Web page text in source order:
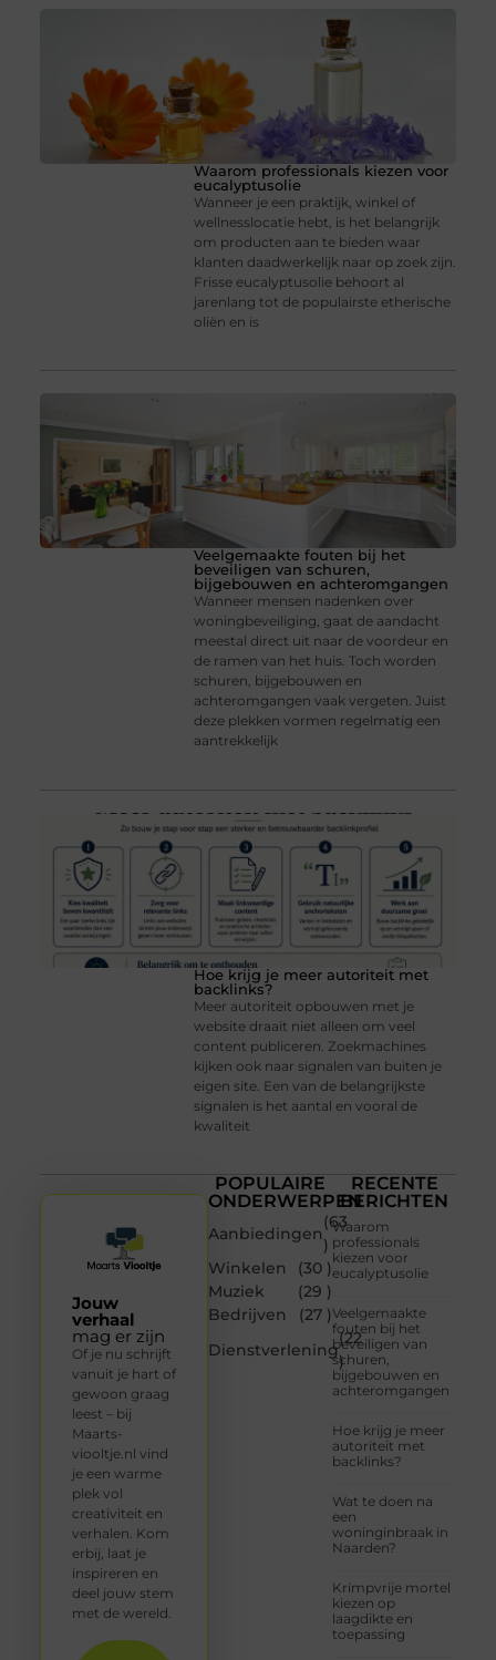
Waarom professionals kiezen voor
eucalyptusolie
Wanneer je een praktijk, winkel of
wellnesslocatie hebt, is het belangrijk
om producten aan te bieden waar
klanten daadwerkelijk naar op zoek zijn.
Frisse eucalyptusolie behoort al
jarenlang tot de populairste etherische
oliën en is
Veelgemaakte fouten bij het
beveiligen van schuren,
bijgebouwen en achteromgangen
Wanneer mensen nadenken over
woningbeveiliging, gaat de aandacht
meestal direct uit naar de voordeur en
de ramen van het huis. Toch worden
schuren, bijgebouwen en
achteromgangen vaak vergeten. Juist
deze plekken vormen regelmatig een
aantrekkelijk
Hoe krijg je meer autoriteit met
backlinks?
Meer autoriteit opbouwen met je
website draait niet alleen om veel
content publiceren. Zoekmachines
kijken ook naar signalen van buiten je
eigen site. Een van de belangrijkste
signalen is het aantal en vooral de
kwaliteit
POPULAIRE
ONDERWERPEN
Aanbiedingen
(63
)
Winkelen
(30 )
Muziek
(29 )
Bedrijven
(27 )
Dienstverlening
(22
)
RECENTE
BERICHTEN
Waarom
professionals
kiezen voor
eucalyptusolie
Veelgemaakte
fouten bij het
beveiligen van
schuren,
bijgebouwen en
achteromgangen
Hoe krijg je meer
autoriteit met
backlinks?
Wat te doen na
een
woninginbraak in
Naarden?
Krimpvrije mortel
kiezen op
laagdikte en
toepassing
Jouw
verhaal
mag er zijn
Of je nu schrijft
vanuit je hart of
gewoon graag
leest – bij
Maarts-
viooltje.nl vind
je een warme
plek vol
creativiteit en
verhalen. Kom
erbij, laat je
inspireren en
deel jouw stem
met de wereld.